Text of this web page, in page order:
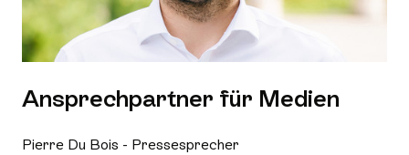
Ansprechpartner für Medien
Pierre Du Bois - Pressesprecher